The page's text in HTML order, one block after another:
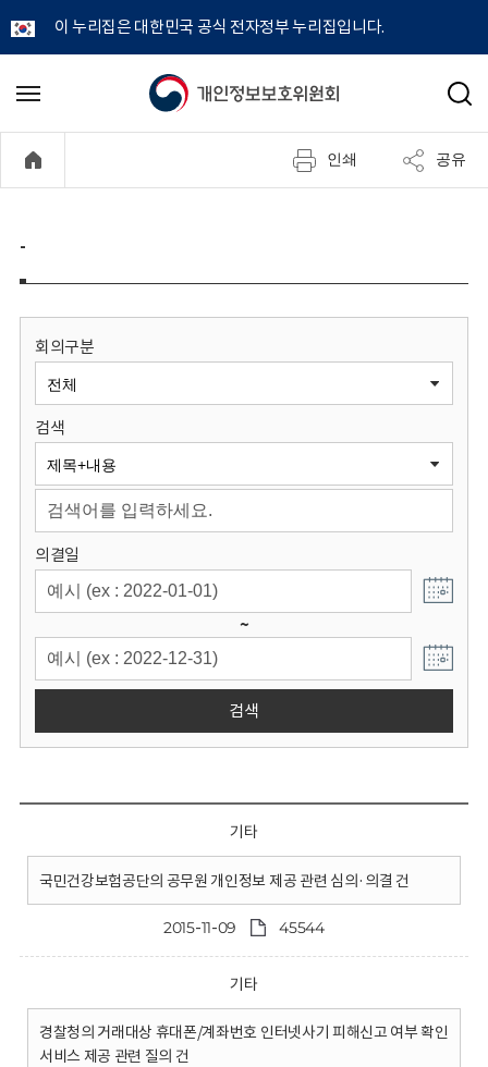
이 누리집은 대한민국 공식 전자정부 누리집입니다.
개
정
보
원
회
메
기
검
인쇄 공유
-
회의구분
검색
의결일
~
검색
기타
국민건강보험공단의 공무원 개인정보 제공 관련 심의·의결 건
2015-11-09 45544
기타
경찰청의 거래대상 휴대폰/계좌번호 인터넷사기 피해신고 여부 확인
서비스 제공 관련 질의 건